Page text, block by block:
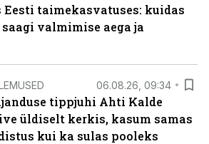
taimekasvatuses: kuidas
valmimise aega ja
06.08.26, 09:34
tippjuhi Ahti Kalde
üldiselt kerkis, kasum samas
kui ka sulas pooleks